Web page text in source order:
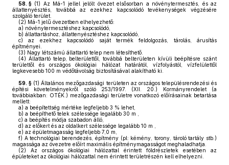
58. § (1) Az Má-1 jellel jelölt övezet elsősorban a növénytermesztés, és az
állattenyésztés, továbbá az ezekhez kapcsolódó tevékenységek végzésére
szolgáló terület.
(2) Má-1 jelű övezetben elhelyezhető:
a) növénytermesztéshez kapcsolódó,
b) állattartáshoz, állattenyésztéshez kapcsolódó,
c) az ezekhez kapcsolódó saját termék feldolgozás, tárolás, árusítás
építményei.
(3) Nagy létszámú állattartó telep nem létesíthető.
(4) Állattartó telep, belterülettől, továbbá belterületen kívüli beépítésre szánt
területtől és országos ökológiai hálózat határától, vízfolyástól, vízfelülettől
legkevesebb 100 m védőtávolság biztosításával alakítható ki.
59. § (1) Általános mezőgazdasági területen az országos településrendezési és
építési követelményekről szóló 253/1997. (XII. 20.) Kormányrendelet (a
továbbiakban: OTÉK.) mezőgazdasági területre vonatkozó előírásainak betartása
mellett:
a) a beépítettség mértéke legfeljebb 3 % lehet,
b) a beépíthető telek szélessége legalább 30 m ,
c) a beépítés módja szabadon álló,
d) az előkert és az oldalkert szélessége legalább 10 m ,
e) az épületmagasság legfeljebb 7,0 m,
f) A technológiai berendezés, építmény (pl: kémény, torony, tároló tartály stb.)
magassága az övezetre előírt maximális építménymagasságot meghaladhatja.
(2) Az országos ökológiai hálózattal érintett földrészletek esetében az
épületeket az ökológiai hálózattal nem érintett területrészén kell elhelyezni.